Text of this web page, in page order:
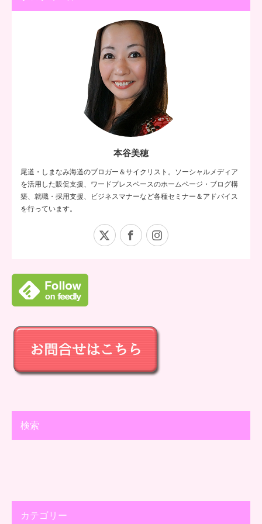
本谷美穂
尾道・しまなみ海道のブロガー＆サイクリスト。ソーシャルメディア
を活用した販促支援、ワードプレスベースのホームページ・ブログ構
築、就職・採用支援、ビジネスマナーなど各種セミナー＆アドバイス
を行っています。
Facebook
検索
カテゴリー